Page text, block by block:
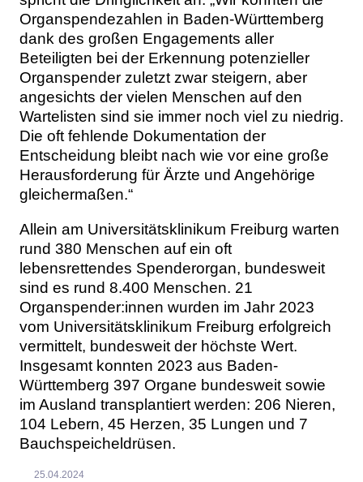
Organspendezahlen in Baden-Württemberg
dank des großen Engagements aller
Beteiligten bei der Erkennung potenzieller
Organspender zuletzt zwar steigern, aber
angesichts der vielen Menschen auf den
Wartelisten sind sie immer noch viel zu niedrig.
Die oft fehlende Dokumentation der
Entscheidung bleibt nach wie vor eine große
Herausforderung für Ärzte und Angehörige
gleichermaßen.“
Allein am Universitätsklinikum Freiburg warten
rund 380 Menschen auf ein oft
lebensrettendes Spenderorgan, bundesweit
sind es rund 8.400 Menschen. 21
Organspender:innen wurden im Jahr 2023
vom Universitätsklinikum Freiburg erfolgreich
vermittelt, bundesweit der höchste Wert.
Insgesamt konnten 2023 aus Baden-
Württemberg 397 Organe bundesweit sowie
im Ausland transplantiert werden: 206 Nieren,
104 Lebern, 45 Herzen, 35 Lungen und 7
Bauchspeicheldrüsen.
25.04.2024